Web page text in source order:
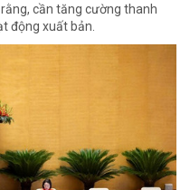
cần tăng cường thanh
động xuất bản.